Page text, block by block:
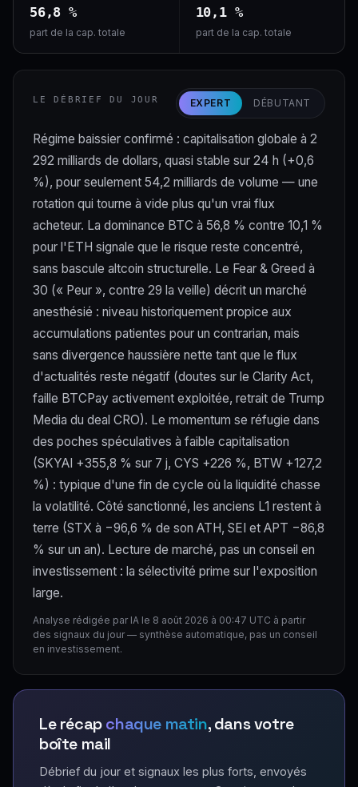
56,8 %
part de la cap. totale
10,1 %
part de la cap. totale
LE DÉBRIEF DU JOUR EXPERT DÉBUTANT
Régime baissier confirmé : capitalisation globale à 2
292 milliards de dollars, quasi stable sur 24 h (+0,6
%), pour seulement 54,2 milliards de volume — une
rotation qui tourne à vide plus qu'un vrai flux
acheteur. La dominance BTC à 56,8 % contre 10,1 %
pour l'ETH signale que le risque reste concentré,
sans bascule altcoin structurelle. Le Fear & Greed à
30 (« Peur », contre 29 la veille) décrit un marché
anesthésié : niveau historiquement propice aux
accumulations patientes pour un contrarian, mais
sans divergence haussière nette tant que le flux
d'actualités reste négatif (doutes sur le Clarity Act,
faille BTCPay activement exploitée, retrait de Trump
Media du deal CRO). Le momentum se réfugie dans
des poches spéculatives à faible capitalisation
(SKYAI +355,8 % sur 7 j, CYS +226 %, BTW +127,2
%) : typique d'une fin de cycle où la liquidité chasse
la volatilité. Côté sanctionné, les anciens L1 restent à
terre (STX à −96,6 % de son ATH, SEI et APT −86,8
% sur un an). Lecture de marché, pas un conseil en
investissement : la sélectivité prime sur l'exposition
large.
Analyse rédigée par IA le 8 août 2026 à 00:47 UTC à partir
des signaux du jour — synthèse automatique, pas un conseil
en investissement.
Le récapchaque matin, dans votre
boîte mail
Débrief du jour et signaux les plus forts, envoyés